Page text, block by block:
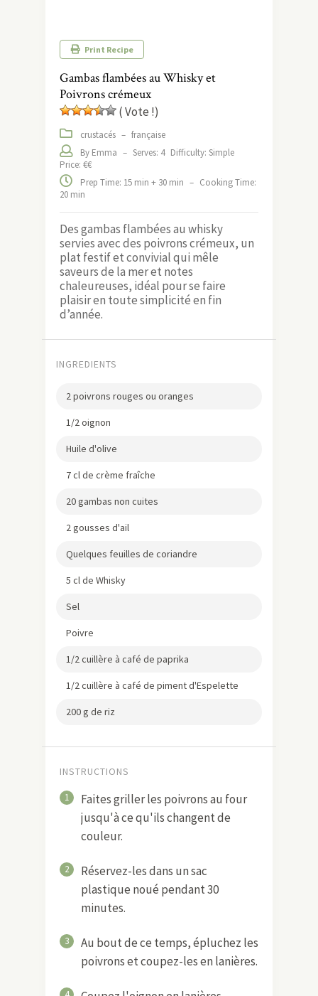
Print Recipe
Gambas flambées au Whisky et
Poivrons crémeux
( Vote !)
crustacés – française
By Emma – Serves: 4 Difficulty: Simple
Price: €€
Prep Time: 15 min + 30 min – Cooking Time:
20 min
Des gambas flambées au whisky
servies avec des poivrons crémeux, un
plat festif et convivial qui mêle
saveurs de la mer et notes
chaleureuses, idéal pour se faire
plaisir en toute simplicité en fin
d’année.
INGREDIENTS
2 poivrons rouges ou oranges
1/2 oignon
Huile d'olive
7 cl de crème fraîche
20 gambas non cuites
2 gousses d'ail
Quelques feuilles de coriandre
5 cl de Whisky
Sel
Poivre
1/2 cuillère à café de paprika
1/2 cuillère à café de piment d'Espelette
200 g de riz
INSTRUCTIONS
1
Faites griller les poivrons au four
jusqu'à ce qu'ils changent de
couleur.
2
Réservez-les dans un sac
plastique noué pendant 30
minutes.
3
Au bout de ce temps, épluchez les
poivrons et coupez-les en lanières.